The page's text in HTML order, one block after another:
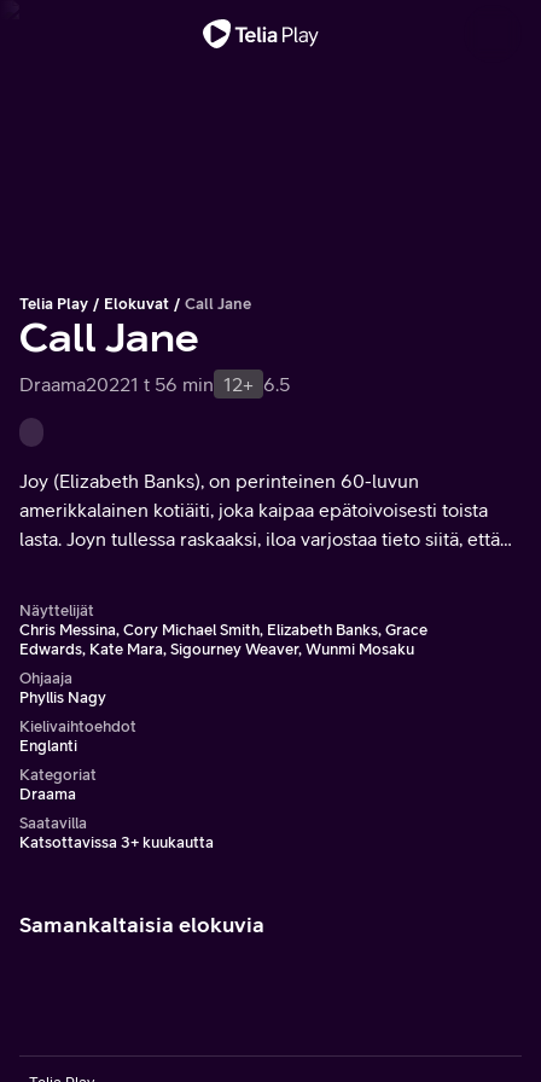
Telia Play Elokuvat Call Jane
Call Jane
Draama20221 t 56 min 12+ 6.5
Joy (Elizabeth Banks), on perinteinen 60-luvun
amerikkalainen kotiäiti, joka kaipaa epätoivoisesti toista
lasta. Joyn tullessa raskaaksi, iloa varjostaa tieto siitä, että
Näyttelijät
Chris Messina, Cory Michael Smith, Elizabeth Banks, Grace
Edwards, Kate Mara, Sigourney Weaver, Wunmi Mosaku
Ohjaaja
Phyllis Nagy
Kielivaihtoehdot
Englanti
Kategoriat
Draama
Saatavilla
Katsottavissa 3+ kuukautta
Samankaltaisia elokuvia